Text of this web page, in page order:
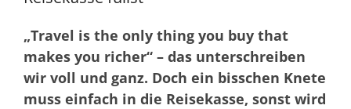
„Travel is the only thing you buy that
makes you richer“ – das unterschreiben
wir voll und ganz. Doch ein bisschen Knete
muss einfach in die Reisekasse, sonst wird